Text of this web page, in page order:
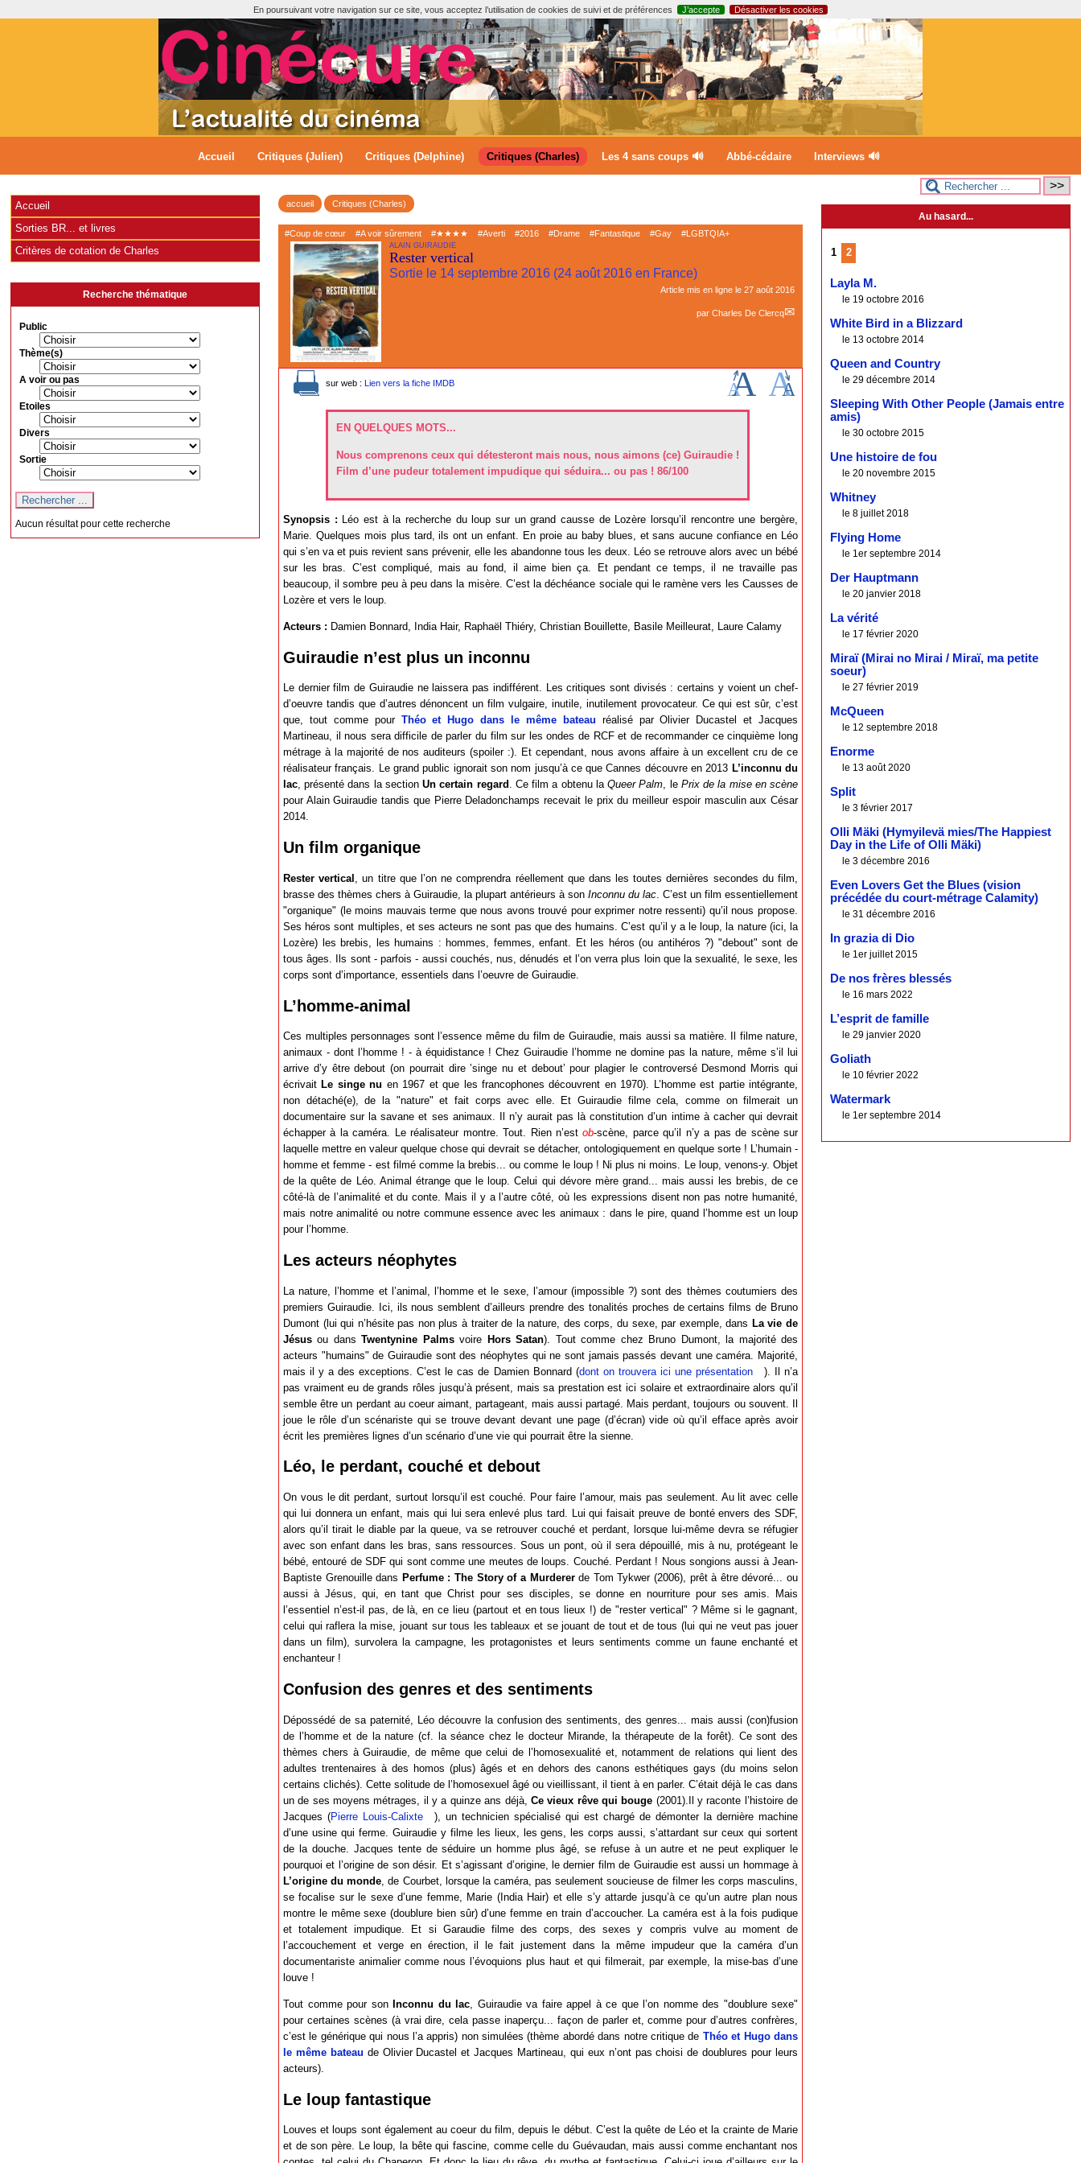
En poursuivant votre navigation sur ce site, vous acceptez l’utilisation de cookies de suivi et de préférences J’accepte Désactiver les cookies
Accueil Critiques (Julien) Critiques (Delphine) Critiques (Charles) Les 4 sans coups 🔊 Abbé-cédaire Interviews 🔊
accueil Critiques (Charles)
#Coup de cœur #A voir sûrement #★★★★ #Averti #2016 #Drame #Fantastique #Gay #LGBTQIA+
ALAIN GUIRAUDIE
Rester vertical
Sortie le 14 septembre 2016 (24 août 2016 en France)
Article mis en ligne le 27 août 2016
par Charles De Clercq
EN QUELQUES MOTS...
Nous comprenons ceux qui détesteront mais nous, nous aimons (ce) Guiraudie !
Film d’une pudeur totalement impudique qui séduira... ou pas ! 86/100
sur web : Lien vers la fiche IMDB
Synopsis : Léo est à la recherche du loup sur un grand causse de Lozère lorsqu’il rencontre une bergère,
Marie. Quelques mois plus tard, ils ont un enfant. En proie au baby blues, et sans aucune confiance en Léo
qui s’en va et puis revient sans prévenir, elle les abandonne tous les deux. Léo se retrouve alors avec un bébé
sur les bras. C’est compliqué, mais au fond, il aime bien ça. Et pendant ce temps, il ne travaille pas
beaucoup, il sombre peu à peu dans la misère. C’est la déchéance sociale qui le ramène vers les Causses de
Lozère et vers le loup.
Acteurs : Damien Bonnard, India Hair, Raphaël Thiéry, Christian Bouillette, Basile Meilleurat, Laure Calamy
Guiraudie n’est plus un inconnu
Le dernier film de Guiraudie ne laissera pas indifférent. Les critiques sont divisés : certains y voient un chef-
d’oeuvre tandis que d’autres dénoncent un film vulgaire, inutile, inutilement provocateur. Ce qui est sûr, c’est
que, tout comme pour Théo et Hugo dans le même bateau réalisé par Olivier Ducastel et Jacques
Martineau, il nous sera difficile de parler du film sur les ondes de RCF et de recommander ce cinquième long
métrage à la majorité de nos auditeurs (spoiler :). Et cependant, nous avons affaire à un excellent cru de ce
réalisateur français. Le grand public ignorait son nom jusqu’à ce que Cannes découvre en 2013 L’inconnu du
lac, présenté dans la sectionUn certain regard . Ce film a obtenu laQueer Palm, le Prix de la mise en scène
pour Alain Guiraudie tandis que Pierre Deladonchamps recevait le prix du meilleur espoir masculin aux César
2014.
Un film organique
Rester vertical
, un titre que l’on ne comprendra réellement que dans les toutes dernières secondes du film,
brasse des thèmes chers à Guiraudie, la plupart antérieurs à son Inconnu du lac . C’est un film essentiellement
"organique" (le moins mauvais terme que nous avons trouvé pour exprimer notre ressenti) qu’il nous propose.
Ses héros sont multiples, et ses acteurs ne sont pas que des humains. C’est qu’il y a le loup, la nature (ici, la
Lozère) les brebis, les humains : hommes, femmes, enfant. Et les héros (ou antihéros ?) "debout" sont de
tous âges. Ils sont - parfois - aussi couchés, nus, dénudés et l’on verra plus loin que la sexualité, le sexe, les
corps sont d’importance, essentiels dans l’oeuvre de Guiraudie.
L’homme-animal
Ces multiples personnages sont l’essence même du film de Guiraudie, mais aussi sa matière. Il filme nature,
animaux - dont l’homme ! - à équidistance ! Chez Guiraudie l’homme ne domine pas la nature, même s’il lui
arrive d’y être debout (on pourrait dire ’singe nu et debout’ pour plagier le controversé Desmond Morris qui
écrivait Le singe nu en 1967 et que les francophones découvrent en 1970). L’homme est partie intégrante,
non détaché(e), de la "nature" et fait corps avec elle. Et Guiraudie filme cela, comme on filmerait un
documentaire sur la savane et ses animaux. Il n’y aurait pas là constitution d’un intime à cacher qui devrait
échapper à la caméra. Le réalisateur montre. Tout. Rien n’estob-scène, parce qu’il n’y a pas de scène sur
laquelle mettre en valeur quelque chose qui devrait se détacher, ontologiquement en quelque sorte ! L’humain -
homme et femme - est filmé comme la brebis... ou comme le loup ! Ni plus ni moins. Le loup, venons-y. Objet
de la quête de Léo. Animal étrange que le loup. Celui qui dévore mère grand... mais aussi les brebis, de ce
côté-là de l’animalité et du conte. Mais il y a l’autre côté, où les expressions disent non pas notre humanité,
mais notre animalité ou notre commune essence avec les animaux : dans le pire, quand l’homme est un loup
pour l’homme.
Les acteurs néophytes
La nature, l’homme et l’animal, l’homme et le sexe, l’amour (impossible ?) sont des thèmes coutumiers des
premiers Guiraudie. Ici, ils nous semblent d’ailleurs prendre des tonalités proches de certains films de Bruno
Dumont (lui qui n’hésite pas non plus à traiter de la nature, des corps, du sexe, par exemple, dans La vie de
Jésus ou dansTwentynine Palmsvoire Hors Satan). Tout comme chez Bruno Dumont, la majorité des
acteurs "humains" de Guiraudie sont des néophytes qui ne sont jamais passés devant une caméra. Majorité,
mais il y a des exceptions. C’est le cas de Damien Bonnard (dont on trouvera ici une présentation
). Il n’a
pas vraiment eu de grands rôles jusqu’à présent, mais sa prestation est ici solaire et extraordinaire alors qu’il
semble être un perdant au coeur aimant, partageant, mais aussi partagé. Mais perdant, toujours ou souvent. Il
joue le rôle d’un scénariste qui se trouve devant devant une page (d’écran) vide où qu’il efface après avoir
écrit les premières lignes d’un scénario d’une vie qui pourrait être la sienne.
Léo, le perdant, couché et debout
On vous le dit perdant, surtout lorsqu’il est couché. Pour faire l’amour, mais pas seulement. Au lit avec celle
qui lui donnera un enfant, mais qui lui sera enlevé plus tard. Lui qui faisait preuve de bonté envers des SDF,
alors qu’il tirait le diable par la queue, va se retrouver couché et perdant, lorsque lui-même devra se réfugier
avec son enfant dans les bras, sans ressources. Sous un pont, où il sera dépouillé, mis à nu, protégeant le
bébé, entouré de SDF qui sont comme une meutes de loups. Couché. Perdant ! Nous songions aussi à Jean-
Baptiste Grenouille dans Perfume : The Story of a Murdererde Tom Tykwer (2006), prêt à être dévoré... ou
aussi à Jésus, qui, en tant que Christ pour ses disciples, se donne en nourriture pour ses amis. Mais
l’essentiel n’est-il pas, de là, en ce lieu (partout et en tous lieux !) de "rester vertical" ? Même si le gagnant,
celui qui raflera la mise, jouant sur tous les tableaux et se jouant de tout et de tous (lui qui ne veut pas jouer
dans un film), survolera la campagne, les protagonistes et leurs sentiments comme un faune enchanté et
enchanteur !
Confusion des genres et des sentiments
Dépossédé de sa paternité, Léo découvre la confusion des sentiments, des genres... mais aussi (con)fusion
de l’homme et de la nature (cf. la séance chez le docteur Mirande, la thérapeute de la forêt). Ce sont des
thèmes chers à Guiraudie, de même que celui de l’homosexualité et, notamment de relations qui lient des
adultes trentenaires à des homos (plus) âgés et en dehors des canons esthétiques gays (du moins selon
certains clichés). Cette solitude de l’homosexuel âgé ou vieillissant, il tient à en parler. C’était déjà le cas dans
un de ses moyens métrages, il y a quinze ans déjà, Ce vieux rêve qui bouge (2001).Il y raconte l’histoire de
Jacques (Pierre Louis-Calixte
), un technicien spécialisé qui est chargé de démonter la dernière machine
d’une usine qui ferme. Guiraudie y filme les lieux, les gens, les corps aussi, s’attardant sur ceux qui sortent
de la douche. Jacques tente de séduire un homme plus âgé, se refuse à un autre et ne peut expliquer le
pourquoi et l’origine de son désir. Et s’agissant d’origine, le dernier film de Guiraudie est aussi un hommage à
L’origine du monde , de Courbet, lorsque la caméra, pas seulement soucieuse de filmer les corps masculins,
se focalise sur le sexe d’une femme, Marie (India Hair) et elle s’y attarde jusqu’à ce qu’un autre plan nous
montre le même sexe (doublure bien sûr) d’une femme en train d’accoucher. La caméra est à la fois pudique
et totalement impudique. Et si Garaudie filme des corps, des sexes y compris vulve au moment de
l’accouchement et verge en érection, il le fait justement dans la même impudeur que la caméra d’un
documentariste animalier comme nous l’évoquions plus haut et qui filmerait, par exemple, la mise-bas d’une
louve !
Tout comme pour son Inconnu du lac, Guiraudie va faire appel à ce que l’on nomme des "doublure sexe"
pour certaines scènes (à vrai dire, cela passe inaperçu... façon de parler et, comme pour d’autres confrères,
c’est le générique qui nous l’a appris) non simulées (thème abordé dans notre critique de Théo et Hugo dans
le même bateau de Olivier Ducastel et Jacques Martineau, qui eux n’ont pas choisi de doublures pour leurs
acteurs).
Le loup fantastique
Louves et loups sont également au coeur du film, depuis le début. C’est la quête de Léo et la crainte de Marie
et de son père. Le loup, la bête qui fascine, comme celle du Guévaudan, mais aussi comme enchantant nos
Accueil
Sorties BR... et livres
Critères de cotation de Charles
Recherche thématique
Public
Thème(s)
A voir ou pas
Etoiles
Divers
Sortie
Aucun résultat pour cette recherche
Au hasard...
1 2
Layla M.
le 19 octobre 2016
White Bird in a Blizzard
le 13 octobre 2014
Queen and Country
le 29 décembre 2014
Sleeping With Other People (Jamais entre
amis)
le 30 octobre 2015
Une histoire de fou
le 20 novembre 2015
Whitney
le 8 juillet 2018
Flying Home
le 1er septembre 2014
Der Hauptmann
le 20 janvier 2018
La vérité
le 17 février 2020
Miraï (Mirai no Mirai / Miraï, ma petite
soeur)
le 27 février 2019
McQueen
le 12 septembre 2018
Enorme
le 13 août 2020
Split
le 3 février 2017
Olli Mäki (Hymyilevä mies/The Happiest
Day in the Life of Olli Mäki)
le 3 décembre 2016
Even Lovers Get the Blues (vision
précédée du court-métrage Calamity)
le 31 décembre 2016
In grazia di Dio
le 1er juillet 2015
De nos frères blessés
le 16 mars 2022
L’esprit de famille
le 29 janvier 2020
Goliath
le 10 février 2022
Watermark
le 1er septembre 2014